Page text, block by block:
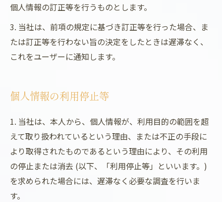
個人情報の訂正等を行うものとします。
3. 当社は、前項の規定に基づき訂正等を行った場合、ま
たは訂正等を行わない旨の決定をしたときは遅滞なく、
これをユーザーに通知します。
個人情報の利用停止等
1. 当社は、本人から、個人情報が、利用目的の範囲を超
えて取り扱われているという理由、または不正の手段に
より取得されたものであるという理由により、その利用
の停止または消去 (以下、「利用停止等」といいます。)
を求められた場合には、遅滞なく必要な調査を行いま
す。